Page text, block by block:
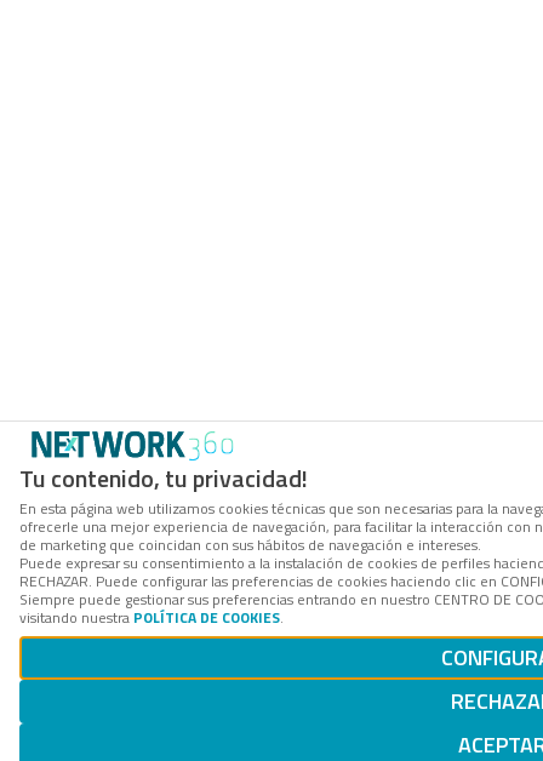
Tu contenido, tu privacidad!
En esta página web utilizamos cookies técnicas que son necesarias para la
ofrecerle una mejor experiencia de navegación, para facilitar la interacción
de marketing que coincidan con sus hábitos de navegación e intereses.
Puede expresar su consentimiento a la instalación de cookies de perfiles
RECHAZAR. Puede configurar las preferencias de cookies haciendo clic en
Siempre puede gestionar sus preferencias entrando en nuestro CENTRO DE
visitando nuestra POLÍTICA DE COOKIES.